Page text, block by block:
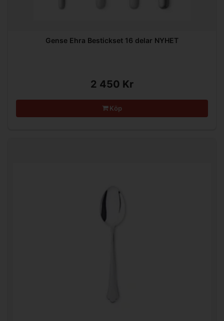
Gense Ehra Bestickset 16 delar NYHET
2 450 Kr
Köp